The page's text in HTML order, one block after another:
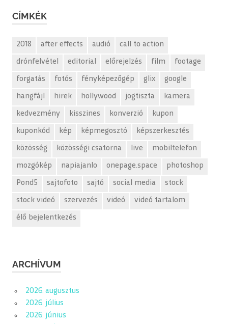
CÍMKÉK
2018 after effects audió call to action
drónfelvétel editorial előrejelzés film footage
forgatás fotós fényképezőgép glix google
hangfájl hirek hollywood jogtiszta kamera
kedvezmény kisszines konverzió kupon
kuponkód kép képmegosztó képszerkesztés
közösség közösségi csatorna live mobiltelefon
mozgókép napiajanlo onepage.space photoshop
Pond5 sajtofoto sajtó social media stock
stock videó szervezés videó videó tartalom
élő bejelentkezés
ARCHÍVUM
2026. augusztus
2026. július
2026. június